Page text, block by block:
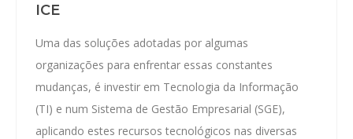
ICE
Uma das soluções adotadas por algumas
organizações para enfrentar essas constantes
mudanças, é investir em Tecnologia da Informação
(TI) e num Sistema de Gestão Empresarial (SGE),
aplicando estes recursos tecnológicos nas diversas